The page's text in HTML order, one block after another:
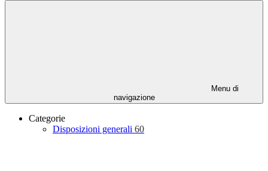
Menu di
navigazione
Categorie
Disposizioni generali 60